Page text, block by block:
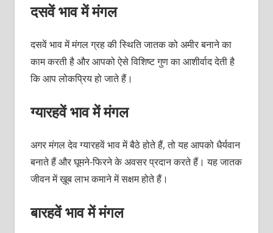
दसवें भाव में मंगल
दसवें भाव में मंगल ग्रह की स्थिति जातक को अमीर बनाने का
काम करती है और आपको ऐसे विशिष्ट गुण का आशीर्वाद देती है
कि आप लोकप्रिय हो जाते हैं।
ग्यारहवें भाव में मंगल
अगर मंगल देव ग्यारहवें भाव में बैठे होते हैं, तो यह आपको धैर्यवान
बनाते हैं और घूमने-फिरने के अवसर प्रदान करते हैं। यह जातक
जीवन में ख़ूब लाभ कमाने में सक्षम होते हैं।
बारहवें भाव में मंगल